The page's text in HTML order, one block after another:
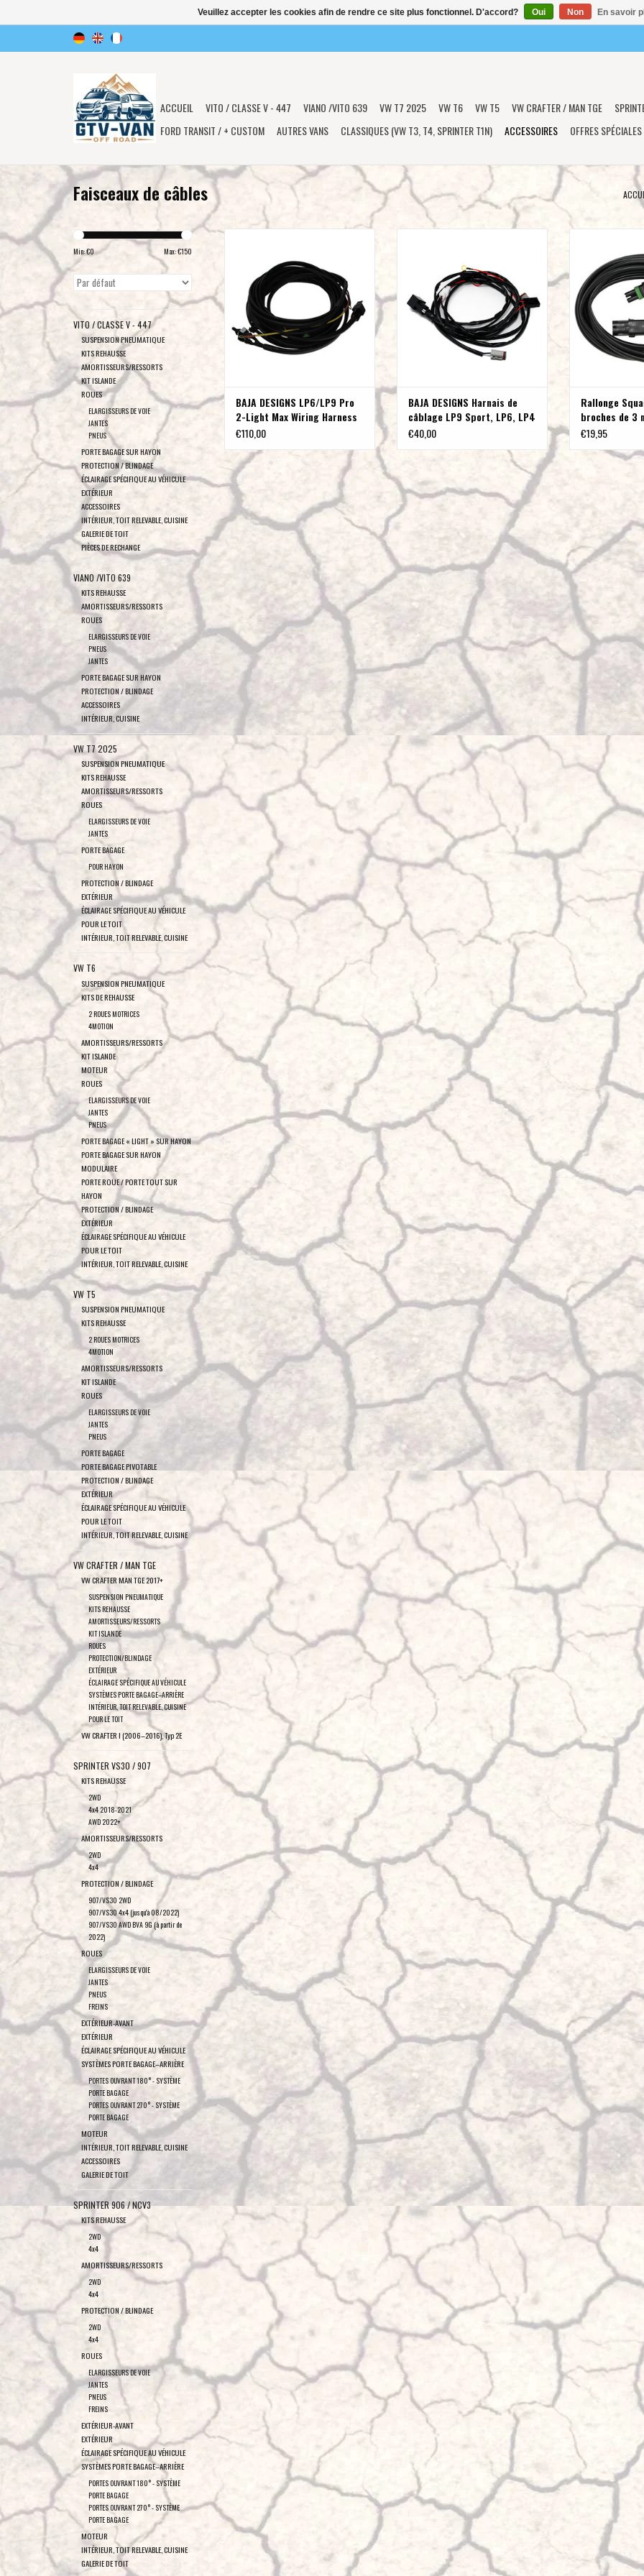
ACCUEIL VITO / CLASSE V - 447 VIANO /VITO 639 VW T7 2025 VW T6 VW T5 VW CRAFTER / MAN TGE
FORD TRANSIT / + CUSTOM
AUTRES VANS CLASSIQUES (VW T3, T4, SPRINTER T1N) ACCESSOIRES OFFRES SPÉCIALES
Faisceaux de câbles
Min: €0 Max: €150
VITO / CLASSE V - 447
SUSPENSION PNEUMATIQUE
KITS REHAUSSE
AMORTISSEURS/RESSORTS
KIT ISLANDE
ROUES
ELARGISSEURS DE VOIE
JANTES
PNEUS
PORTE BAGAGE SUR HAYON
PROTECTION / BLINDAGE
ÉCLAIRAGE SPÉCIFIQUE AU VÉHICULE
EXTÉRIEUR
ACCESSOIRES
INTÉRIEUR, TOIT RELEVABLE, CUISINE
GALERIE DE TOIT
PIÈCES DE RECHANGE
VIANO /VITO 639
KITS REHAUSSE
AMORTISSEURS/RESSORTS
ROUES
ELARGISSEURS DE VOIE
PNEUS
JANTES
PORTE BAGAGE SUR HAYON
PROTECTION / BLINDAGE
ACCESSOIRES
INTÉRIEUR, CUISINE
VW T7 2025
SUSPENSION PNEUMATIQUE
KITS REHAUSSE
AMORTISSEURS/RESSORTS
ROUES
ELARGISSEURS DE VOIE
JANTES
PORTE BAGAGE
POUR HAYON
PROTECTION / BLINDAGE
EXTÉRIEUR
ÉCLAIRAGE SPÉCIFIQUE AU VÉHICULE
POUR LE TOIT
INTÉRIEUR, TOIT RELEVABLE, CUISINE
VW T6
SUSPENSION PNEUMATIQUE
KITS DE REHAUSSE
2 ROUES MOTRICES
4MOTION
AMORTISSEURS/RESSORTS
KIT ISLANDE
MOTEUR
ROUES
ELARGISSEURS DE VOIE
JANTES
PNEUS
PORTE BAGAGE « LIGHT » SUR HAYON
PORTE BAGAGE SUR HAYON
MODULAIRE
PORTE ROUE / PORTE TOUT SUR
HAYON
PROTECTION / BLINDAGE
EXTÉRIEUR
ÉCLAIRAGE SPÉCIFIQUE AU VÉHICULE
POUR LE TOIT
INTÉRIEUR, TOIT RELEVABLE, CUISINE
VW T5
SUSPENSION PNEUMATIQUE
KITS REHAUSSE
2 ROUES MOTRICES
4MOTION
AMORTISSEURS/RESSORTS
KIT ISLANDE
ROUES
ELARGISSEURS DE VOIE
JANTES
PNEUS
PORTE BAGAGE
PORTE BAGAGE PIVOTABLE
PROTECTION / BLINDAGE
EXTÉRIEUR
ÉCLAIRAGE SPÉCIFIQUE AU VÉHICULE
POUR LE TOIT
INTÉRIEUR, TOIT RELEVABLE, CUISINE
VW CRAFTER / MAN TGE
VW CRAFTER MAN TGE 2017+
SUSPENSION PNEUMATIQUE
KITS REHAUSSE
AMORTISSEURS/RESSORTS
KIT ISLANDE
ROUES
PROTECTION/BLINDAGE
EXTÉRIEUR
ÉCLAIRAGE SPÉCIFIQUE AU VÉHICULE
SYSTÈMES PORTE BAGAGE–ARRIÈRE
INTÉRIEUR, TOIT RELEVABLE, CUISINE
POUR LE TOIT
VW CRAFTER I (2006–2016), Typ 2E
SPRINTER VS30 / 907
KITS REHAUSSE
2WD
4x4 2018-2021
AWD 2022+
AMORTISSEURS/RESSORTS
2WD
4x4
PROTECTION / BLINDAGE
907/VS30 2WD
907/VS30 4x4 (jusqu'à 08/2022)
907/VS30 AWD BVA 9G (à partir de
2022)
ROUES
ELARGISSEURS DE VOIE
JANTES
PNEUS
FREINS
EXTÉRIEUR-AVANT
EXTÉRIEUR
ÉCLAIRAGE SPÉCIFIQUE AU VÉHICULE
SYSTÈMES PORTE BAGAGE–ARRIÈRE
PORTES OUVRANT 180° - SYSTÈME
PORTE BAGAGE
PORTES OUVRANT 270° - SYSTÈME
PORTE BAGAGE
MOTEUR
INTÉRIEUR, TOIT RELEVABLE, CUISINE
ACCESSOIRES
GALERIE DE TOIT
SPRINTER 906 / NCV3
KITS REHAUSSE
2WD
4x4
AMORTISSEURS/RESSORTS
2WD
4x4
PROTECTION / BLINDAGE
2WD
4x4
ROUES
ELARGISSEURS DE VOIE
JANTES
PNEUS
FREINS
EXTÉRIEUR-AVANT
EXTÉRIEUR
ÉCLAIRAGE SPÉCIFIQUE AU VÉHICULE
SYSTÈMES PORTE BAGAGE–ARRIÈRE
PORTES OUVRANT 180° - SYSTÈME
PORTE BAGAGE
PORTES OUVRANT 270° - SYSTÈME
PORTE BAGAGE
MOTEUR
INTÉRIEUR, TOIT RELEVABLE, CUISINE
GALERIE DE TOIT
AJOUTER AU PANIER
BAJA DESIGNS LP6/LP9 Pro
2-Light Max Wiring Harness
- Universal
€110,00
Max - Universel
AJOUTER AU PANIER
BAJA DESIGNS Harnais de
câblage LP9 Sport, LP6, LP4
Series Splitter 2-Light Max
€40,00
AJOUTER
Rallonge
broches de 3
de BAJA
€19,95
Veuillez accepter les cookies afin de rendre ce site plus fonctionnel. D'accord? Oui Non En savoir